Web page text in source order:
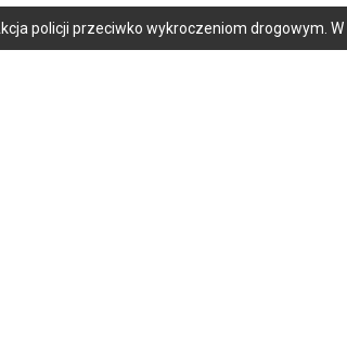
policji przeciwko wykroczeniom drogowym. W